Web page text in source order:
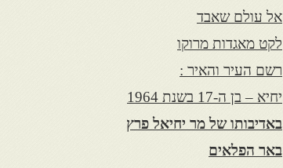
אל עולם שאבד
לקט מאגדות מרוקו
רשם העיר והאיר :
יחיא – בן ה-17 בשנת 1964
באדיבותו של מר יחיאל פרץ
באר הפלאים